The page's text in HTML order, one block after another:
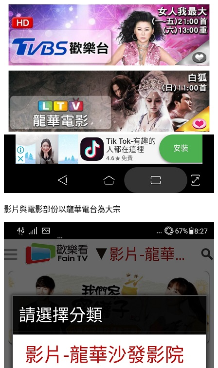
影片與電影部份以龍華電台為大宗